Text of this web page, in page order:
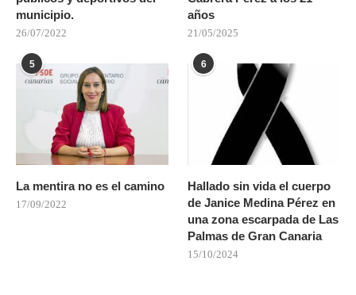
municipio.
26/07/2022
años
21/05/2025
5
La mentira no es el camino
17/09/2022
6
Hallado sin vida el cuerpo
de Janice Medina Pérez en
una zona escarpada de Las
Palmas de Gran Canaria
15/10/2024